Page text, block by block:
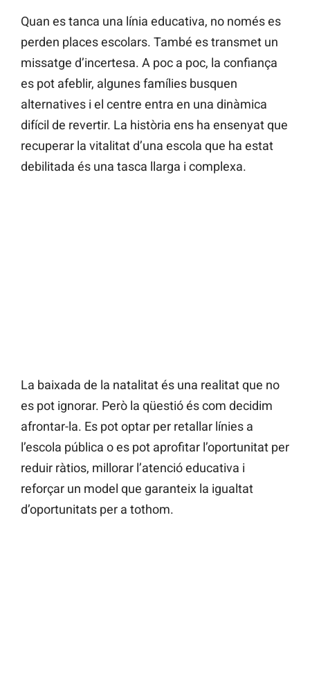
Quan es tanca una línia educativa, no només es
perden places escolars. També es transmet un
missatge d’incertesa. A poc a poc, la confiança
es pot afeblir, algunes famílies busquen
alternatives i el centre entra en una dinàmica
difícil de revertir. La història ens ha ensenyat que
recuperar la vitalitat d’una escola que ha estat
debilitada és una tasca llarga i complexa.
La baixada de la natalitat és una realitat que no
es pot ignorar. Però la qüestió és com decidim
afrontar-la. Es pot optar per retallar línies a
l’escola pública o es pot aprofitar l’oportunitat per
reduir ràtios, millorar l’atenció educativa i
reforçar un model que garanteix la igualtat
d’oportunitats per a tothom.